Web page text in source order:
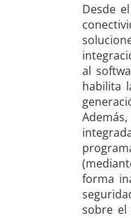
Desde
al
habilita
forma
sobre el